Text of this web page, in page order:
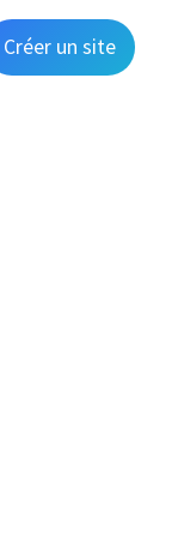
Créer un site